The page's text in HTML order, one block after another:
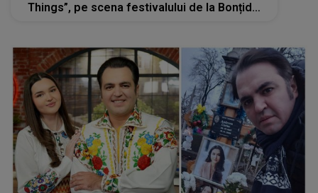
Things”, pe scena festivalului de la Bonțida: